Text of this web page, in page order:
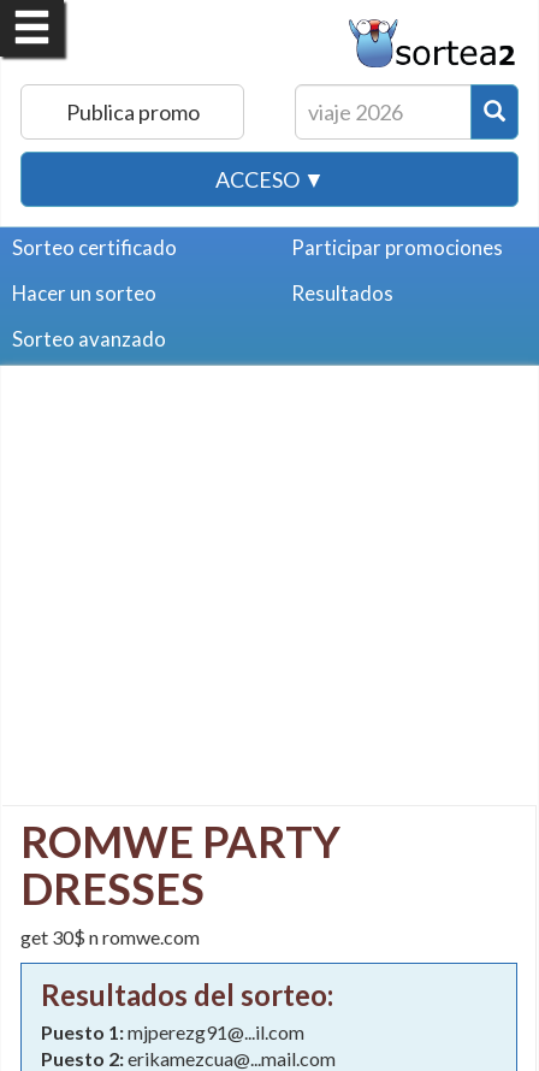
Publica promo
ACCESO ▼
Sorteo certificado
Hacer un sorteo
Sorteo avanzado
Participar promociones
Resultados
ROMWE PARTY
DRESSES
get 30$ n romwe.com
Resultados del sorteo:
Puesto 1:mjperezg91@...il.com
Puesto 2:erikamezcua@...mail.com